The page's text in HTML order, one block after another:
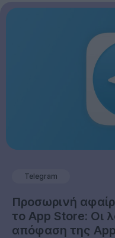
Telegram
Προσωρινή
το App Store: Οι
απόφαση της